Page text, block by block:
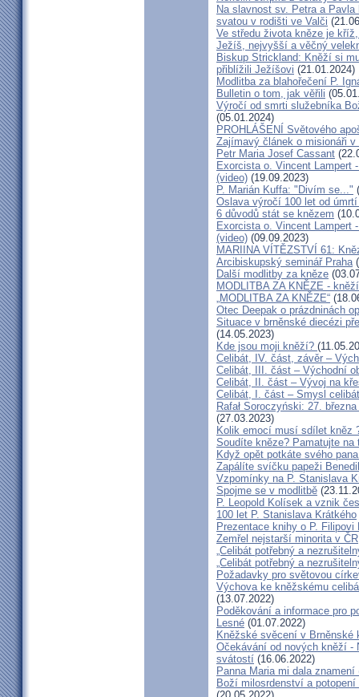
Na slavnost sv. Petra a
svatou v rodišti ve Valči
Ve středu života kněze je
Ježíš, nejvyšší a věčný
Biskup Strickland: Kněží si
přiblížili Ježíšovi (21.01.2024)
Modlitba za blahořečení P.
Bulletin o tom, jak věřili
Výročí od smrti služebníka
(05.01.2024)
PROHLÁŠENÍ Světového
Zajímavý článek o misionáři v
Petr Maria Josef Cassant
Exorcista o. Vincent Lampert
(video) (19.09.2023)
P. Marián Kuffa: "Divím se..."
Oslava výročí 100 let od
6 důvodů stát se knězem
Exorcista o. Vincent Lampert
(video) (09.09.2023)
MARIINA VÍTĚZSTVÍ 61:
Arcibiskupský seminář Praha
Další modlitby za kněze
MODLITBA ZA KNĚZE -
„MODLITBA ZA KNĚZE“
Otec Deepak o prázdninách
Situace v brněnské diecézi
(14.05.2023)
Kde jsou moji kněží?
Celibát, IV. část, závěr –
Celibát, III. část – Východní
Celibát, II. část – Vývoj na
Celibát, I. část – Smysl
Rafał Soroczyński: 27.
(27.03.2023)
Kolik emocí musí sdílet kněz
Soudíte kněze? Pamatujte
Když opět potkáte svého
Zapálíte svíčku papeži
Vzpomínky na P. Stanislava
Spojme se v modlitbě
P. Leopold Kolísek a vznik
100 let P. Stanislava Krátkého
Prezentace knihy o P. Filipovi
Zemřel nejstarší minorita v ČR
„Celibát potřebný a
„Celibát potřebný a
Požadavky pro světovou
Výchova ke kněžskému
(13.07.2022)
Poděkování a informace pro
Lesné (01.07.2022)
Kněžské svěcení v Brněnské
Očekávání od nových kněží -
svátostí (16.06.2022)
Panna Maria mi dala
Boží milosrdenství a